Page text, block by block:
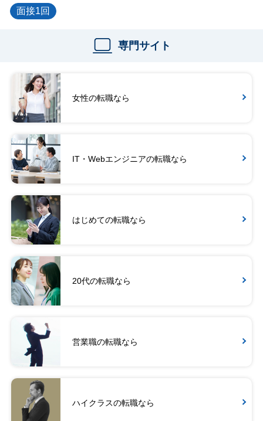
面接1回
専門サイト
女性の転職なら
IT・Webエンジニアの転職なら
はじめての転職なら
20代の転職なら
営業職の転職なら
ハイクラスの転職なら